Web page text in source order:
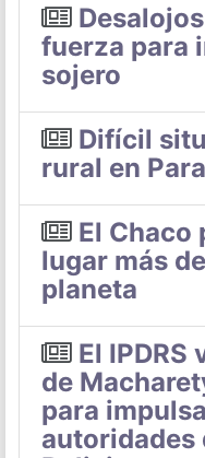
fuerza para
sojero
Difícil
rural en
El Chaco
lugar más
planeta
El
de
para
autoridades